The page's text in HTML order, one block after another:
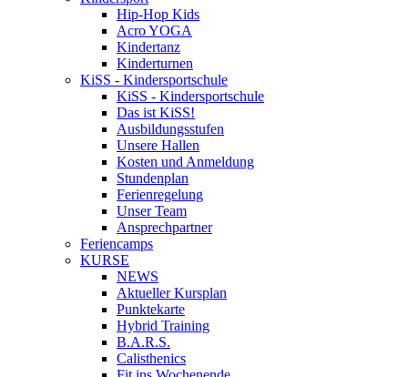
Hip-Hop Kids
Acro YOGA
Kindertanz
Kinderturnen
KiSS - Kindersportschule
KiSS - Kindersportschule
Das ist KiSS!
Ausbildungsstufen
Unsere Hallen
Kosten und Anmeldung
Stundenplan
Ferienregelung
Unser Team
Ansprechpartner
Feriencamps
KURSE
NEWS
Aktueller Kursplan
Punktekarte
Hybrid Training
B.A.R.S.
Calisthenics